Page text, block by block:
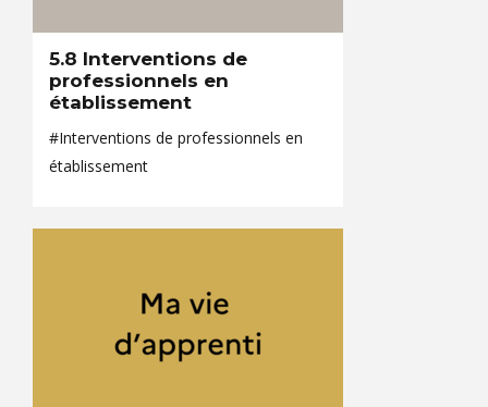
5.8 Interventions de
professionnels en
établissement
#Interventions de professionnels en
établissement